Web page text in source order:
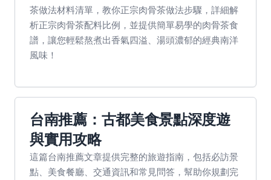
茶做法材料清單，教你正宗肉骨茶做法步驟，詳細解
析正宗肉骨茶配料比例，並提供簡單易學的肉骨茶食
譜，讓您輕鬆熬煮出香氣四溢、湯頭濃郁的經典南洋
風味！
台南推薦：古都美食景點深度遊
與實用攻略
這篇台南推薦文章提供完整的旅遊指南，包括必訪景
點、美食餐廳、交通資訊和常見問答，幫助你規劃完